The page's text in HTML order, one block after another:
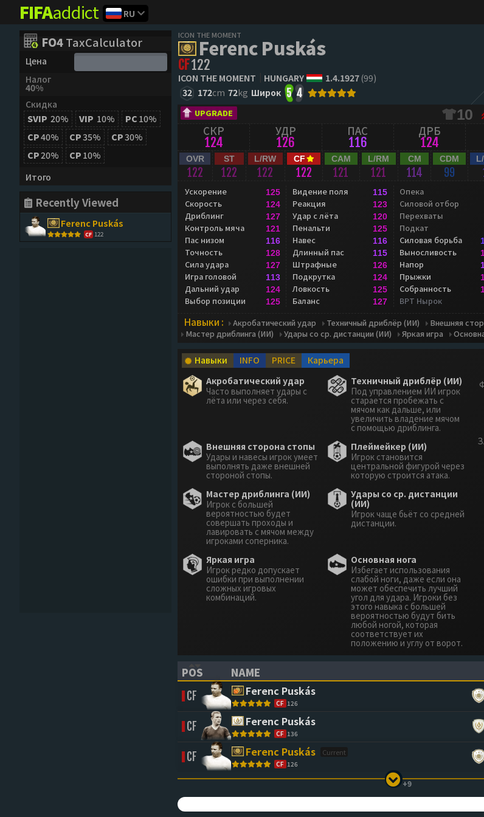
FIFAaddict RU
FO4TaxCalculator
Цена
Налог
40%
Скидка
SVIP 20% VIP 10% PC 10%
CP40% CP35% CP30%
CP20% CP 10%
Итого
Recently Viewed
Ferenc Puskás
CF 122
ICON THE MOMENT
Ferenc Puskás
CF122
ICON THE MOMENT HUNGARY 1.4.1927(99)
32 172cm 72kg Широк 5 4
UPGRADE 10
СКР
124
УДР
126
ПАС
116
ДРБ
124
OVR
122
ST
122
L/RW
122
CF
122
CAM
121
L/RM
121
CM
114
CDM
99
Ускорение 125
Скорость 124
Дриблинг 127
Контроль мяча 121
Пас низом 116
Точность 128
Сила удара 127
Игра головой 113
Дальний удар 124
Выбор позиции 125
Видение поля 115
Реакция 123
Удар с лёта 120
Пенальти 125
Навес 116
Длинный пас 115
Штрафные 126
Подкрутка 124
Ловкость 125
Баланс 127
Опека
Силовой отбор
Перехваты
Подкат
Силовая борьба
Выносливость
Напор
Прыжки
Собранность
ВРТ Нырок
Навыки : Акробатический удар Техничный дриблёр (ИИ) Внешняя
Мастер дриблинга (ИИ)
Удары со ср. дистанции (ИИ) Яркая игра
Навыки INFO PRICE
Карьера
Акробатический удар
Часто выполняет удары с
лёта или через себя.
Техничный дриблёр (ИИ)
Под управлением ИИ игрок
старается пробежать с
мячом как дальше, или
увеличить владение мячом
с помощью дриблинга.
Внешняя сторона стопы
Удары и навесы игрок умеет
выполнять даже внешней
стороной стопы.
Плеймейкер (ИИ)
Игрок становится
центральной фигурой через
которую строится атака.
Мастер дриблинга (ИИ)
Игрок с большей
вероятностью будет
совершать проходы и
лавировать с мячом между
игроками соперника.
Удары со ср. дистанции
(ИИ)
Игрок чаще бьёт со средней
дистанции.
Яркая игра
Игрок редко допускает
ошибки при выполнении
сложных игровых
комбинаций.
Основная нога
Избегает использования
слабой ноги, даже если она
может обеспечить лучший
угол для удара. Игроки без
этого навыка с большей
вероятностью будут бить
любой ногой, которая
соответствует их
положению и углу от ворот.
POS
(CLICK TO SORT ASCENDING)
NAME
(CLICK TO SORT ASCENDING)
CF Ferenc Puskás
CF 126
CF Ferenc Puskás
CF 136
CF Ferenc Puskás
CF 126
+9